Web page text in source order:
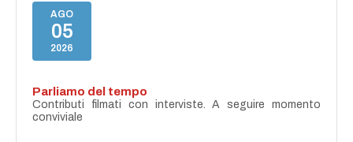
AGO
05
2026
Parliamo del tempo
Contributi filmati con interviste. A seguire momento
conviviale